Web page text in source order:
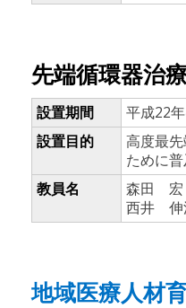
先端循環器治
設置期間
平成22
設置目的
高度最
ために
教員名
森田 宏
西井 伸
地域医療人材